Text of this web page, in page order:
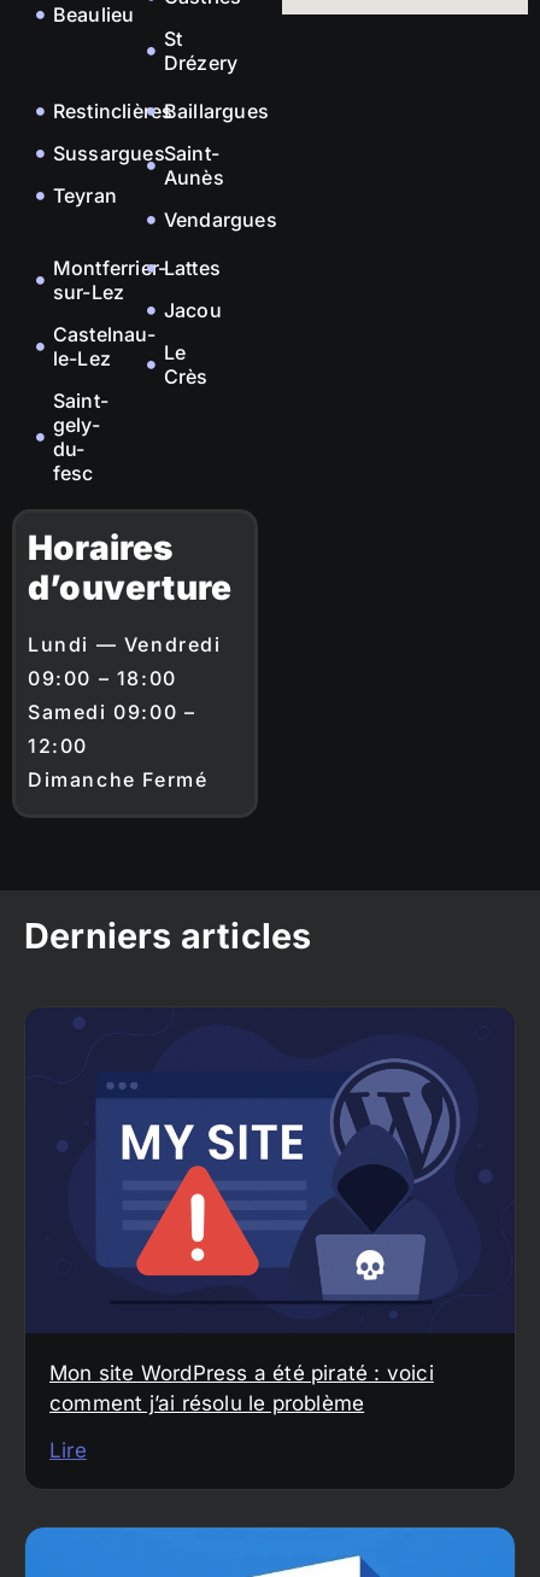
Beaulieu
St
Drézery
Restinclières
Sussargues
Teyran
Baillargues
Saint-
Aunès
Vendargues
Montferrier-
sur-Lez
Castelnau-
le-Lez
Saint-
gely-
du-
fesc
Lattes
Jacou
Le
Crès
Horaires
d’ouverture
Lundi — Vendredi
09:00 – 18:00
Samedi 09:00 –
12:00
Dimanche Fermé
Derniers articles
Mon site WordPress a été piraté : voici
comment j’ai résolu le problème
Lire